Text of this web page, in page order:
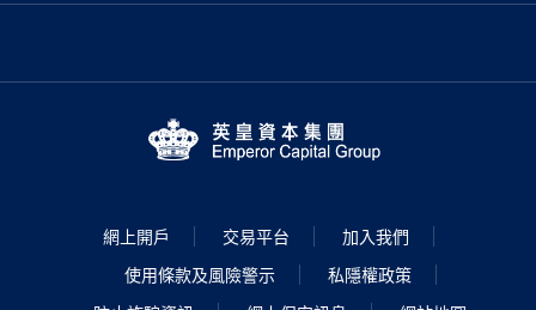
網上開戶 交易平台
加入我們
使用條款及風險警示
私隱權政策